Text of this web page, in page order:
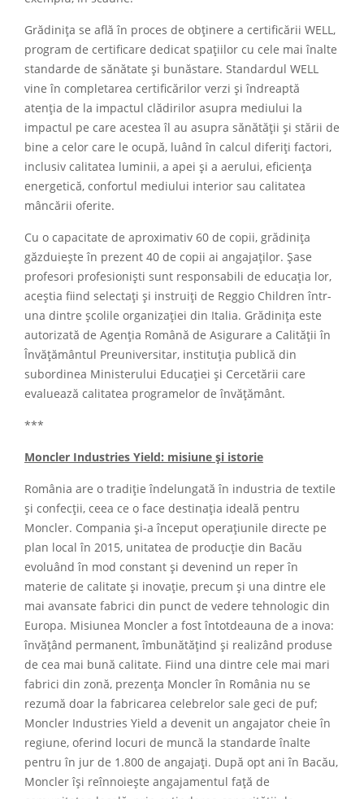
Grădinița se află în proces de obținere a certificării WELL,
program de certificare dedicat spațiilor cu cele mai înalte
standarde de sănătate și bunăstare. Standardul WELL
vine în completarea certificărilor verzi și îndreaptă
atenția de la impactul clădirilor asupra mediului la
impactul pe care acestea îl au asupra sănătății și stării de
bine a celor care le ocupă, luând în calcul diferiți factori,
inclusiv calitatea luminii, a apei și a aerului, eficiența
energetică, confortul mediului interior sau calitatea
mâncării oferite.
Cu o capacitate de aproximativ 60 de copii, grădinița
găzduiește în prezent 40 de copii ai angajaților. Șase
profesori profesioniști sunt responsabili de educația lor,
aceștia fiind selectați și instruiți de Reggio Children într-
una dintre școlile organizației din Italia. Grădinița este
autorizată de Agenția Română de Asigurare a Calității în
Învățământul Preuniversitar, instituția publică din
subordinea Ministerului Educației și Cercetării care
evaluează calitatea programelor de învățământ.
***
Moncler Industries Yield: misiune și istorie
România are o tradiție îndelungată în industria de textile
şi confecții, ceea ce o face destinația ideală pentru
Moncler. Compania și-a început operațiunile directe pe
plan local în 2015, unitatea de producție din Bacău
evoluând în mod constant și devenind un reper în
materie de calitate și inovație, precum și una dintre ele
mai avansate fabrici din punct de vedere tehnologic din
Europa. Misiunea Moncler a fost întotdeauna de a inova:
învățând permanent, îmbunătățind și realizând produse
de cea mai bună calitate. Fiind una dintre cele mai mari
fabrici din zonă, prezența Moncler în România nu se
rezumă doar la fabricarea celebrelor sale geci de puf;
Moncler Industries Yield a devenit un angajator cheie în
regiune, oferind locuri de muncă la standarde înalte
pentru în jur de 1.800 de angajați. După opt ani în Bacău,
Moncler își reînnoiește angajamentul față de